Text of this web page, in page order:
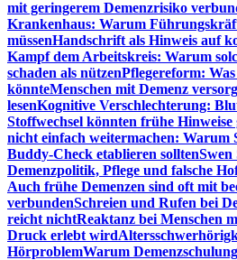
mit geringerem Demenzrisiko
Krankenhaus: Warum
müssenHandschrift als Hinweis auf
Kampf dem Arbeitskreis: Warum
schaden als nützenPflegereform:
könnteMenschen mit Demenz
lesenKognitive Verschlechterung:
Stoffwechsel könnten frühe Hinweise
nicht einfach weitermachen: Warum
Buddy-Check etablieren solltenSwen
Demenzpolitik, Pflege und falsche
Auch frühe Demenzen sind oft mit
verbundenSchreien und Rufen bei
reicht nichtReaktanz bei Menschen
Druck erlebt wird
HörproblemWarum